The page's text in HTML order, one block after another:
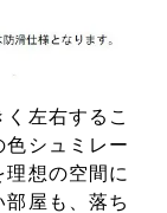
左右するこ
色シュミレー
想の空間に
屋も、落ち